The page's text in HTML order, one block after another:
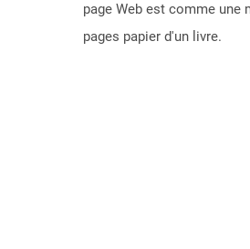
page Web est comme une
pages papier d'un livre.